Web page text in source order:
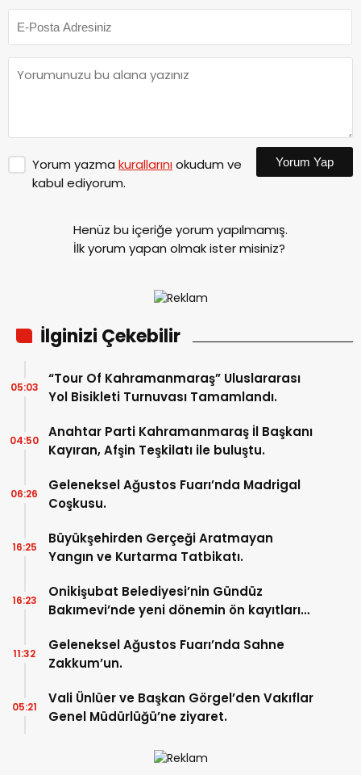
Yorum yazma kurallarınıokudum ve
kabul ediyorum.
Yorum Yap
Henüz bu içeriğe yorum yapılmamış.
İlk yorum yapan olmak ister misiniz?
İlginizi Çekebilir
“Tour Of Kahramanmaraş” Uluslararası
Yol Bisikleti Turnuvası Tamamlandı.
05:03
Anahtar Parti Kahramanmaraş İl Başkanı
Kayıran, Afşin Teşkilatı ile buluştu.
04:50
Geleneksel Ağustos Fuarı’nda Madrigal
Coşkusu.
06:26
Büyükşehirden Gerçeği Aratmayan
Yangın ve Kurtarma Tatbikatı.
16:25
Onikişubat Belediyesi’nin Gündüz
Bakımevi’nde yeni dönemin ön kayıtları
16:23
Geleneksel Ağustos Fuarı’nda Sahne
Zakkum’un.
11:32
Vali Ünlüer ve Başkan Görgel’den Vakıflar
Genel Müdürlüğü’ne ziyaret.
05:21